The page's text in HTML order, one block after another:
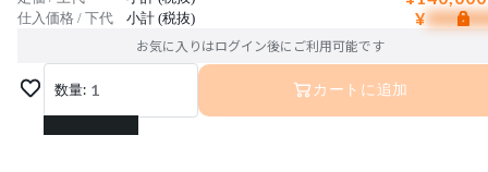
仕入価格 / 下代 小計 (税抜) ¥
お気に入りはログイン後にご利用可能です
数量: 1
1
カートに追加